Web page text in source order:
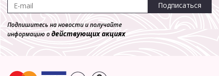
Подписаться
Подпишитесь на новости и получайте
информацию одействующих акциях